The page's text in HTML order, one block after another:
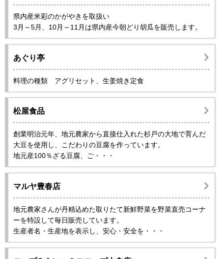
県内産米彩のかがやきを取扱い
3月～5月、10月～11月は県内産今朝どり胡瓜を販売します。
あぐり亭
料理の種類 アグリセット、生姜焼き定食
松屋食品
創業明治元年、地元農家から直接仕入れた杉戸の大地で育んだ
大豆を使用し、こだわりの豆腐を作っています。
地元産100％ざる豆腐、ご・・・
マルヤ豊春店
地元農家さんが丹精込めた取りたて新鮮野菜を野菜直売コーナ
ーを特設して毎日販売しています。
生産者名・生産地を表示し、安心・安全を・・・